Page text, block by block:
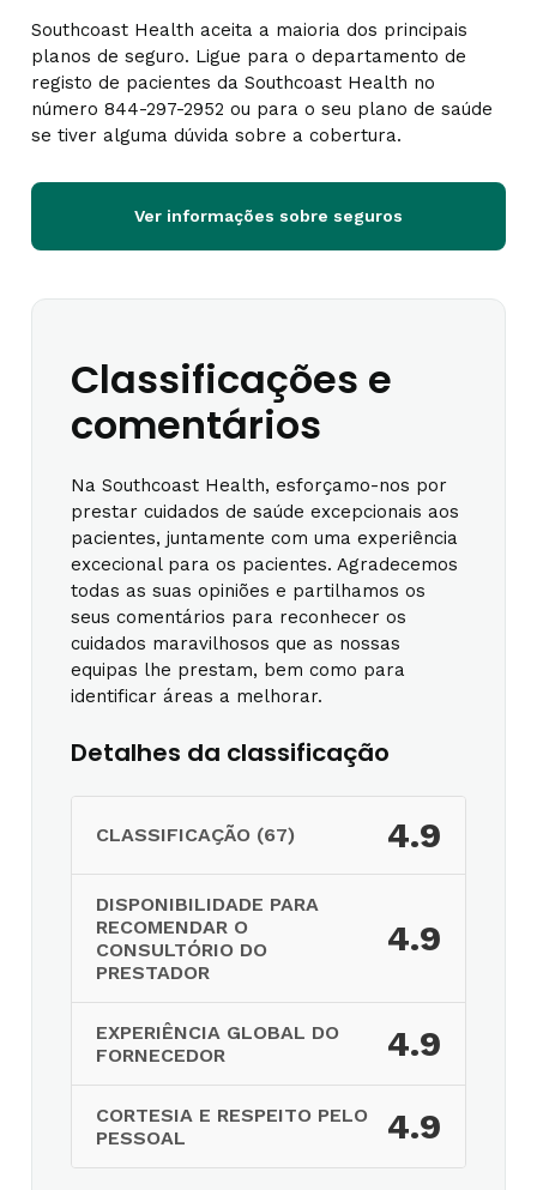
Southcoast Health aceita a maioria dos principais
planos de seguro. Ligue para o departamento de
registo de pacientes da Southcoast Health no
número 844-297-2952 ou para o seu plano de saúde
se tiver alguma dúvida sobre a cobertura.
Ver informações sobre seguros
Classificações e
comentários
Na Southcoast Health, esforçamo-nos por
prestar cuidados de saúde excepcionais aos
pacientes, juntamente com uma experiência
excecional para os pacientes. Agradecemos
todas as suas opiniões e partilhamos os
seus comentários para reconhecer os
cuidados maravilhosos que as nossas
equipas lhe prestam, bem como para
identificar áreas a melhorar.
Detalhes da classificação
CLASSIFICAÇÃO (67) 4.9
DISPONIBILIDADE PARA
RECOMENDAR O
CONSULTÓRIO DO
PRESTADOR
4.9
EXPERIÊNCIA GLOBAL DO
FORNECEDOR
4.9
CORTESIA E RESPEITO PELO
PESSOAL
4.9